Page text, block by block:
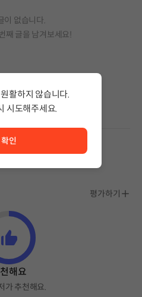
이 없습니다.
째 글을 남겨보세요!
평가하기
해요
가 추천해요.
활하지 않습니다.
시도해주세요.
확인